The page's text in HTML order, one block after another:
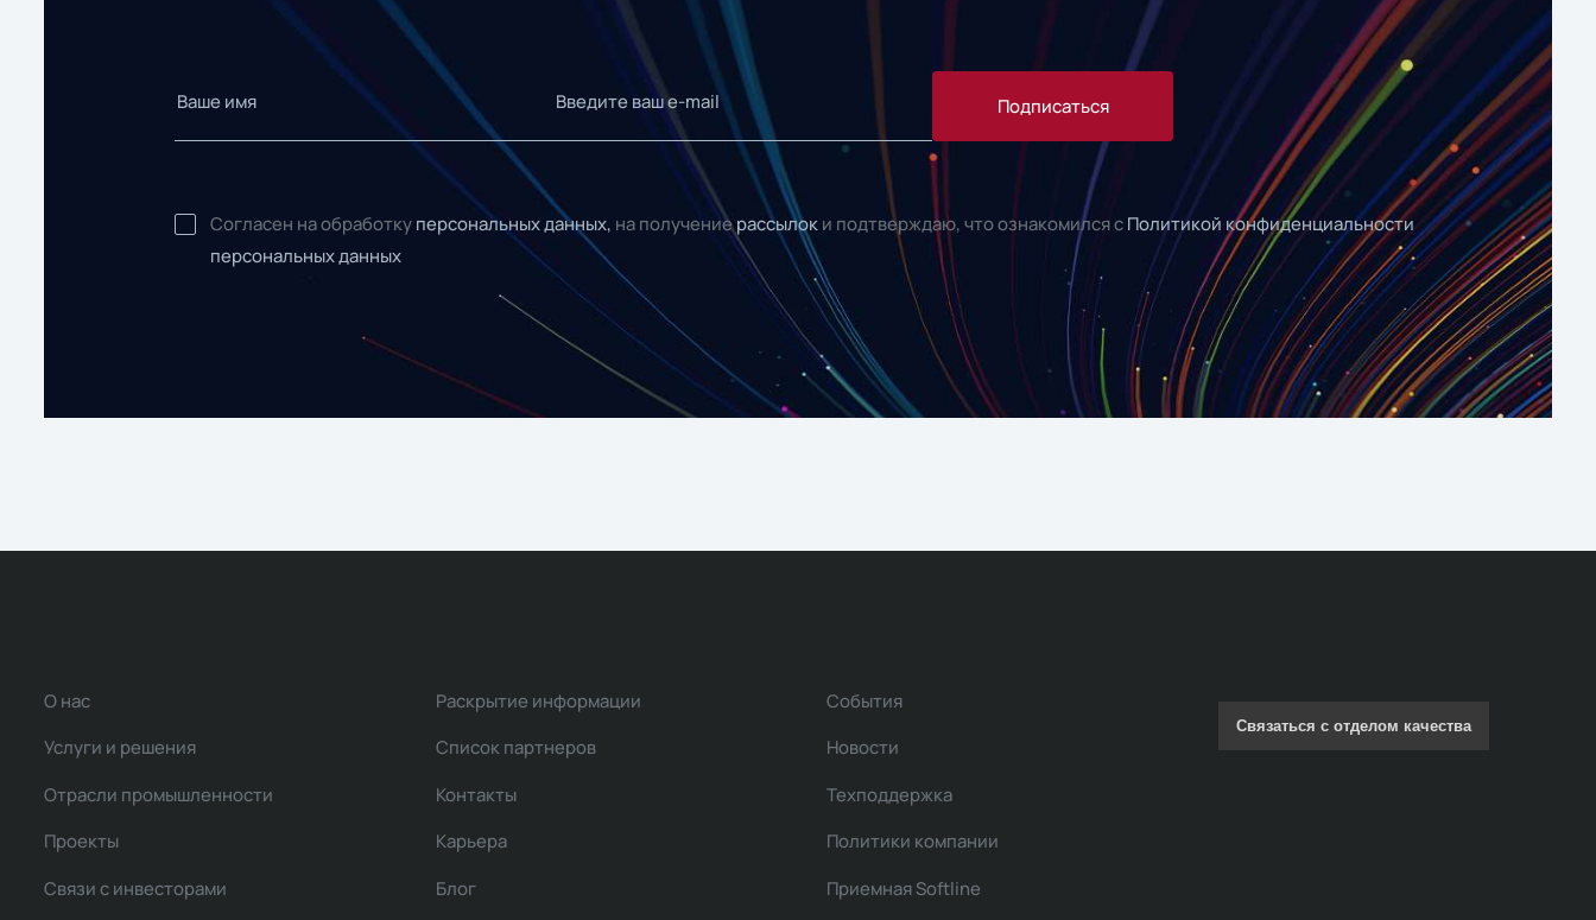
Подписаться
Согласен на обработку персональных данных, на получениерассылок и подтверждаю, что ознакомился с Политикой конфиденциальности
персональных данных
О нас
Услуги и решения
Отрасли промышленности
Проекты
Связи с инвесторами
Раскрытие информации
Список партнеров
Контакты
Карьера
Блог
События
Новости
Техподдержка
Политики компании
Приемная Softline
Связаться с отделом качества